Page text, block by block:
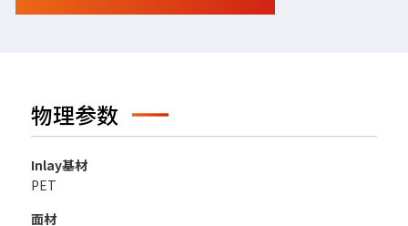
物理参数
Inlay基材
PET
面材